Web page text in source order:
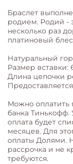
Браслет
родием. Родий -
несколько раз
платиновый
Натуральный
Размер вставки:
Длина цепочки
Можно оплатить
банка Тинькофф.
оплата будет
месяцев. Для
оплаты Долями.
рассрочка и не
требуются.